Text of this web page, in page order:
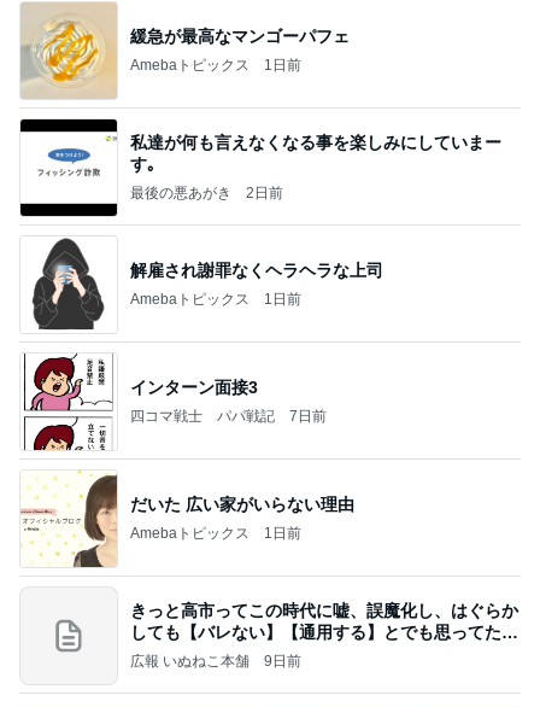
緩急が最高なマンゴーパフェ
Amebaトピックス 1日前
私達が何も言えなくなる事を楽しみにしていまー
す｡
最後の悪あがき 2日前
解雇され謝罪なくヘラヘラな上司
Amebaトピックス 1日前
インターン面接3
四コマ戦士 パパ戦記 7日前
だいた 広い家がいらない理由
Amebaトピックス 1日前
きっと高市ってこの時代に嘘、誤魔化し、はぐらか
しても【バレない】【通用する】とでも思ってたん
だろ
広報 いぬねこ本舗 9日前